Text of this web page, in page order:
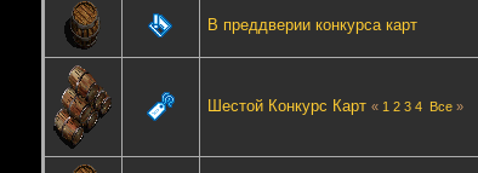
В преддверии конкурса карт
Шестой Конкурс Карт « 1 2 3 4 Все »